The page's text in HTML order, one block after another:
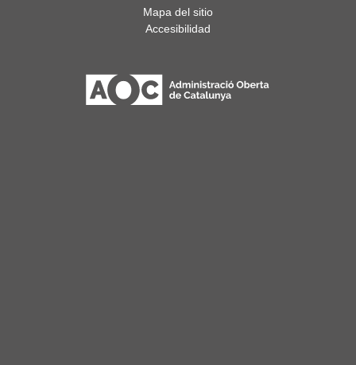
Mapa del sitio
Accesibilidad